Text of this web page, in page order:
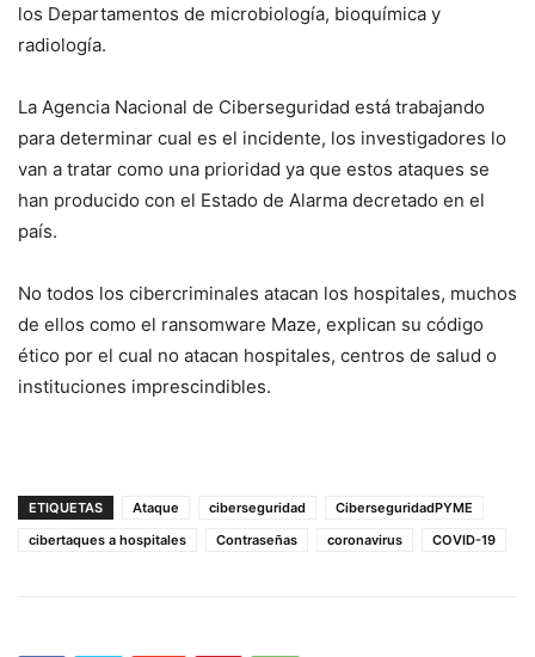
los Departamentos de microbiología, bioquímica y
radiología.
La Agencia Nacional de Ciberseguridad está trabajando
para determinar cual es el incidente, los investigadores lo
van a tratar como una prioridad ya que estos ataques se
han producido con el Estado de Alarma decretado en el
país.
No todos los cibercriminales atacan los hospitales, muchos
de ellos como el ransomware Maze, explican su código
ético por el cual no atacan hospitales, centros de salud o
instituciones imprescindibles.
ETIQUETAS Ataque ciberseguridad
CiberseguridadPYME
cibertaques a hospitales
Contraseñas coronavirus COVID-19